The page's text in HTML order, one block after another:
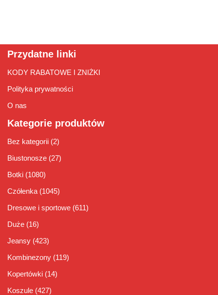
Przydatne linki
KODY RABATOWE I ZNIŻKI
Polityka prywatności
O nas
Kategorie produktów
Bez kategorii (2)
Biustonosze (27)
Botki (1080)
Czółenka (1045)
Dresowe i sportowe (611)
Duże (16)
Jeansy (423)
Kombinezony (119)
Kopertówki (14)
Koszule (427)